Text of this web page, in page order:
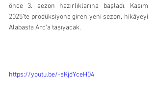
önce 3. sezon hazırlıklarına başladı. Kasım
2025’te prodüksiyona giren yeni sezon, hikâyeyi
Alabasta Arc’a taşıyacak.
https://youtu.be/-sKjdYceH04